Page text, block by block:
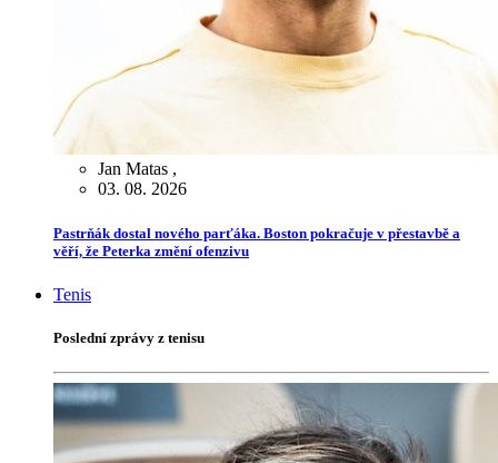
Jan Matas ,
03. 08. 2026
Pastrňák dostal nového parťáka. Boston pokračuje v přestavbě a
věří, že Peterka změní ofenzivu
Tenis
Poslední zprávy z tenisu